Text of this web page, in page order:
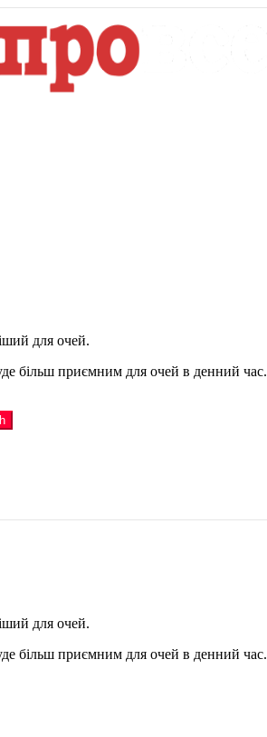
для очей.
більш приємним для очей в денний час.
для очей.
більш приємним для очей в денний час.